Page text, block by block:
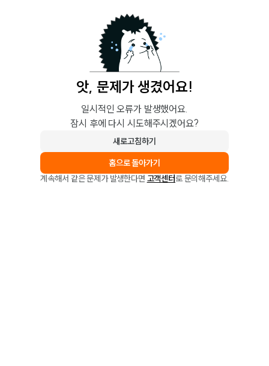
앗, 문제가 생겼어요!
일시적인 오류가 발생했어요.
잠시 후에 다시 시도해주시겠어요?
새로고침하기
홈으로 돌아가기
계속해서 같은 문제가 발생한다면 고객센터로 문의해주세요.